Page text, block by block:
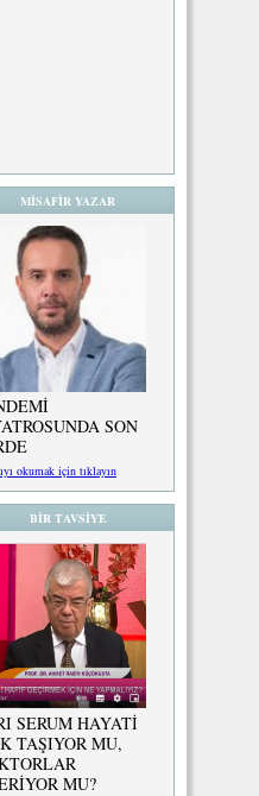
MİSAFİR YAZAR
SON
okumak için tıklayın
BİR TAVSİYE
SERUM HAYATİ
TAŞIYOR MU,
MU?